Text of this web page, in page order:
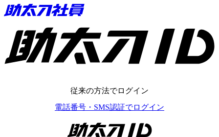
助太刀ID
従来の方法でログイン
電話番号・SMS認証でログイン
助太刀ID